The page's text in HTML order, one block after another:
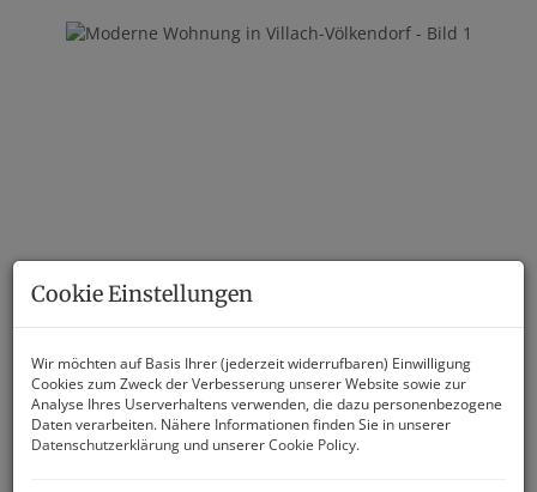
Cookie Einstellungen
Wir möchten auf Basis Ihrer (jederzeit widerrufbaren) Einwilligung
Cookies zum Zweck der Verbesserung unserer Website sowie zur
Analyse Ihres Userverhaltens verwenden, die dazu personenbezogene
Daten verarbeiten. Nähere Informationen finden Sie in unserer
Datenschutzerklärung und unsererCookie Policy.